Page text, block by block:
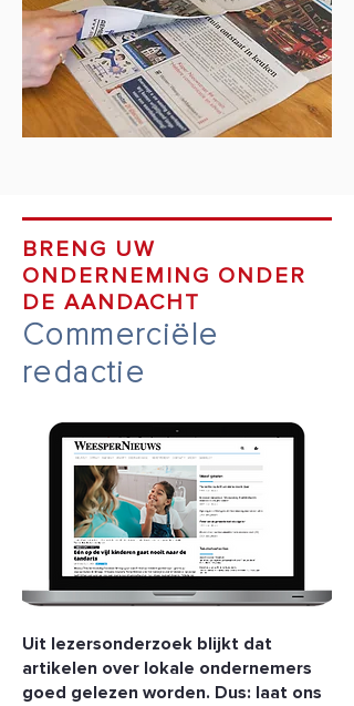
uitgeverij
BRENG UW
ONDERNEMING ONDER
DE AANDACHT
Commerciële
redactie
Uit lezersonderzoek blijkt dat
artikelen over lokale ondernemers
goed gelezen worden. Dus: laat ons